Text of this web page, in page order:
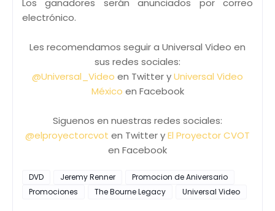
Los ganadores serán anunciados por correo
electrónico.
Les recomendamos seguir a Universal Video en
sus redes sociales:
@Universal_Video en Twitter yUniversal Video
México en Facebook
Siguenos en nuestras redes sociales:
@elproyectorcvot en Twitter yEl Proyector CVOT
en Facebook
DVD Jeremy Renner
Promocion de Aniversario
Promociones
The Bourne Legacy Universal Video